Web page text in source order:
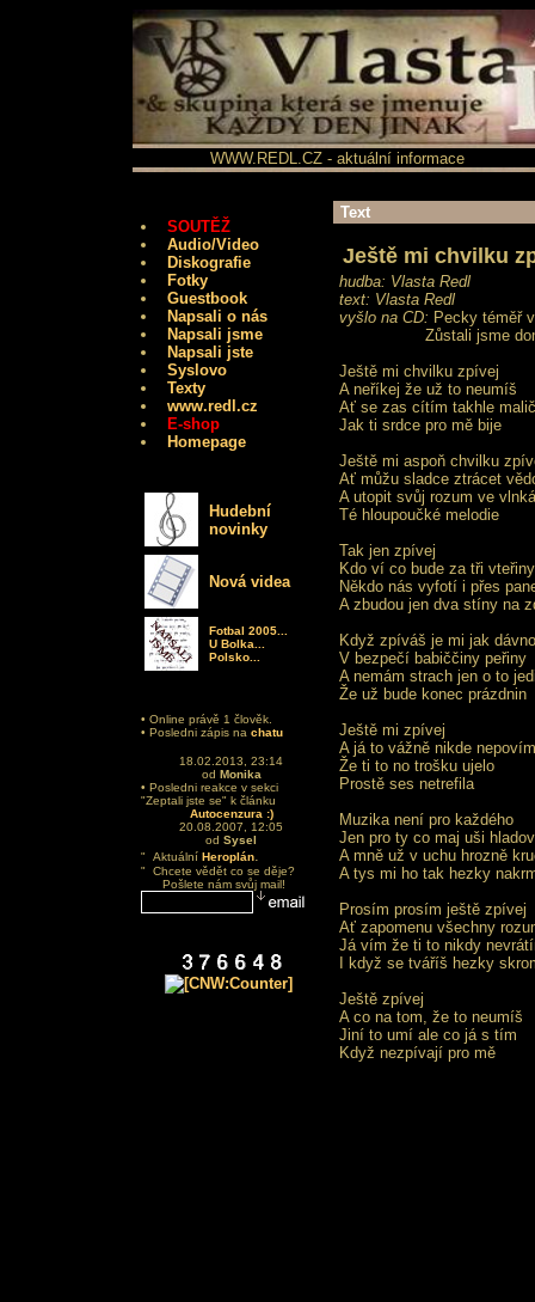
WWW.REDL.CZ - aktuální informace
SOUTĚŽ
Audio/Video
Diskografie
Fotky
Guestbook
Napsali o nás
Napsali jsme
Napsali jste
Syslovo
Texty
www.redl.cz
E-shop
Homepage
Hudební
novinky
Nová videa
Fotbal 2005...
U Bolka...
Polsko...
• Online právě 1 člověk.
• Posledni zápis na chatu
18.02.2013, 23:14
od Monika
• Posledni reakce v sekci
"Zeptali jste se" k článku
Autocenzura :)
20.08.2007, 12:05
od Sysel
" Aktuální Heroplán.
" Chcete vědět co se děje?
Pošlete nám svůj mail!
Text
Ještě mi chvilku
hudba: Vlasta Redl
text: Vlasta Redl
vyšlo na CD: Pecky téměř
Zůstali jsme
Ještě mi chvilku zpívej
A neříkej že už to neumíš
Ať se zas cítím takhle
Jak ti srdce pro mě bije
Ještě mi aspoň chvilku
Ať můžu sladce ztrácet
A utopit svůj rozum ve
Té hloupoučké melodie
Tak jen zpívej
Kdo ví co bude za tři vteřiny
Někdo nás vyfotí i přes
A zbudou jen dva stíny na
Když zpíváš je mi jak dávno
V bezpečí babiččiny peřiny
A nemám strach jen o to
Že už bude konec prázdnin
Ještě mi zpívej
A já to vážně nikde nepovím
Že ti to no trošku ujelo
Prostě ses netrefila
Muzika není pro každého
Jen pro ty co maj uši
A mně už v uchu hrozně
A tys mi ho tak hezky
Prosím prosím ještě zpívej
Ať zapomenu všechny
Já vím že ti to nikdy
I když se tváříš hezky
Ještě zpívej
A co na tom, že to neumíš
Jiní to umí ale co já s tím
Když nezpívají pro mě